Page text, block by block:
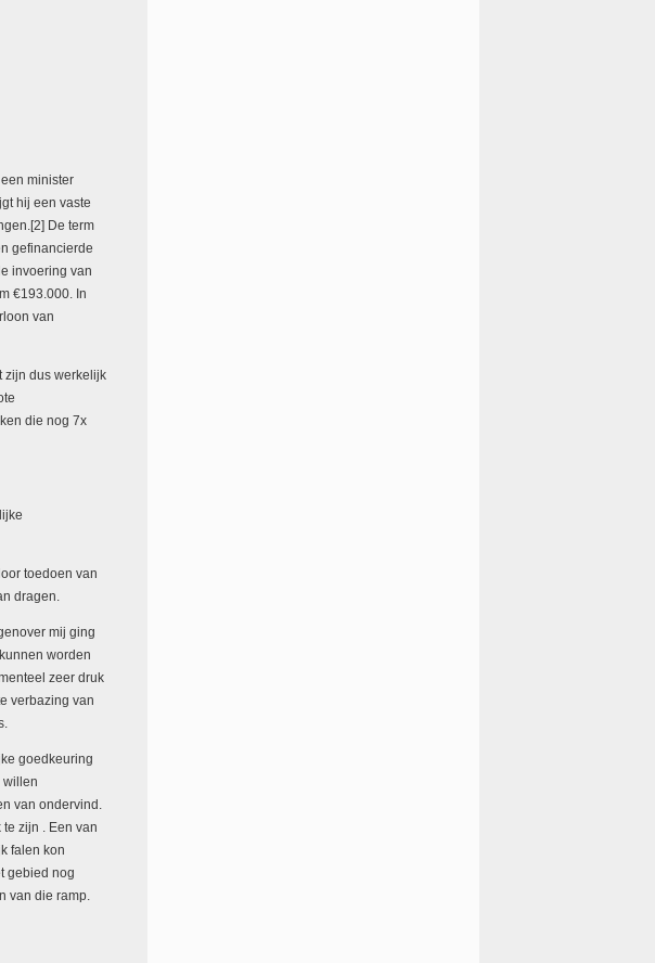
minister
hij een vaste
De term
gefinancierde
invoering van
€193.000. In
van
zijn dus werkelijk
die nog 7x
toedoen van
dragen.
mij ging
worden
zeer druk
verbazing van
goedkeuring
willen
van ondervind.
zijn . Een van
falen kon
gebied nog
van die ramp.